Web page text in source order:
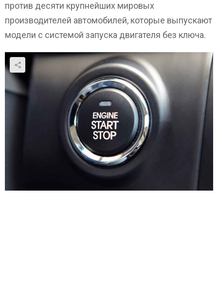
против десяти крупнейших мировых
производителей автомобилей, которые выпускают
модели с системой запуска двигателя без ключа.